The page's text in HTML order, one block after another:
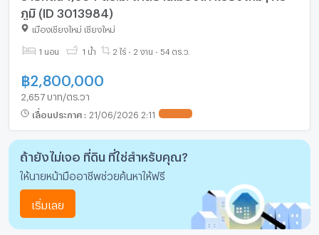
ภูมิ (ID 3013984)
เมืองเชียงใหม่ เชียงใหม่
1 นอน 1 น้ำ 2 ไร่ - 2 งาน - 54 ตร.ว.
฿2,800,000
2,657 บาท/ตร.วา
เลื่อนประกาศ : 21/06/2026 2:11
ถ้ายังไม่เจอ ที่ดิน ที่ใช่สำหรับคุณ?
ให้นายหน้ามืออาชีพช่วยค้นหาให้ฟรี
เริ่มเลย